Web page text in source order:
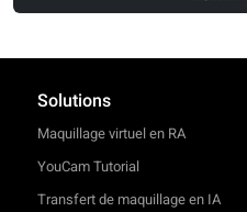
Solutions
Maquillage virtuel en RA
YouCam Tutorial
Transfert de maquillage en IA